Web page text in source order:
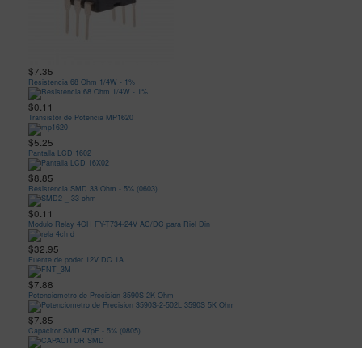
$7.35
Resistencia 68 Ohm 1/4W - 1%
$0.11
Transistor de Potencia MP1620
$5.25
Pantalla LCD 1602
$8.85
Resistencia SMD 33 Ohm - 5% (0603)
$0.11
Modulo Relay 4CH FY-T734-24V AC/DC para Riel Din
$32.95
Fuente de poder 12V DC 1A
$7.88
Potenciometro de Precision 3590S 2K Ohm
$7.85
Capacitor SMD 47pF - 5% (0805)